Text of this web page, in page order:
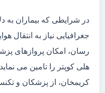
در شرایطی که بیماران به
جغرافیایی نیاز به انتقال
رسان، امکان پروازهای
هلی کوپتر را تامین می
کریمخان، از پزشکان و